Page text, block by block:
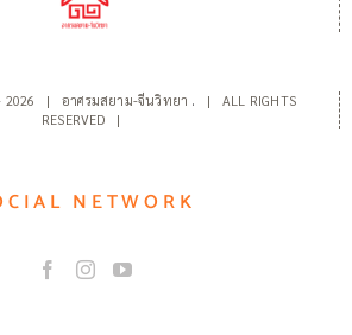
2026 | อาศรมสยาม-จีนวิทยา .
| ALL RIGHTS
RESERVED |
NETWORK